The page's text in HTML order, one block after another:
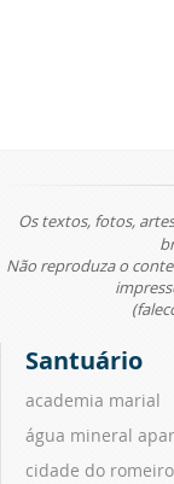
Os textos, fotos,
Não reproduza o
Santuário
academia marial
água mineral
cidade do romeiro